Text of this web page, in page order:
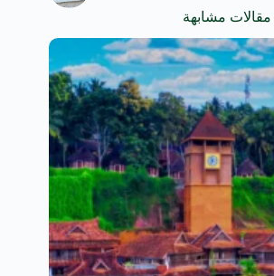
مقالات مشابهة